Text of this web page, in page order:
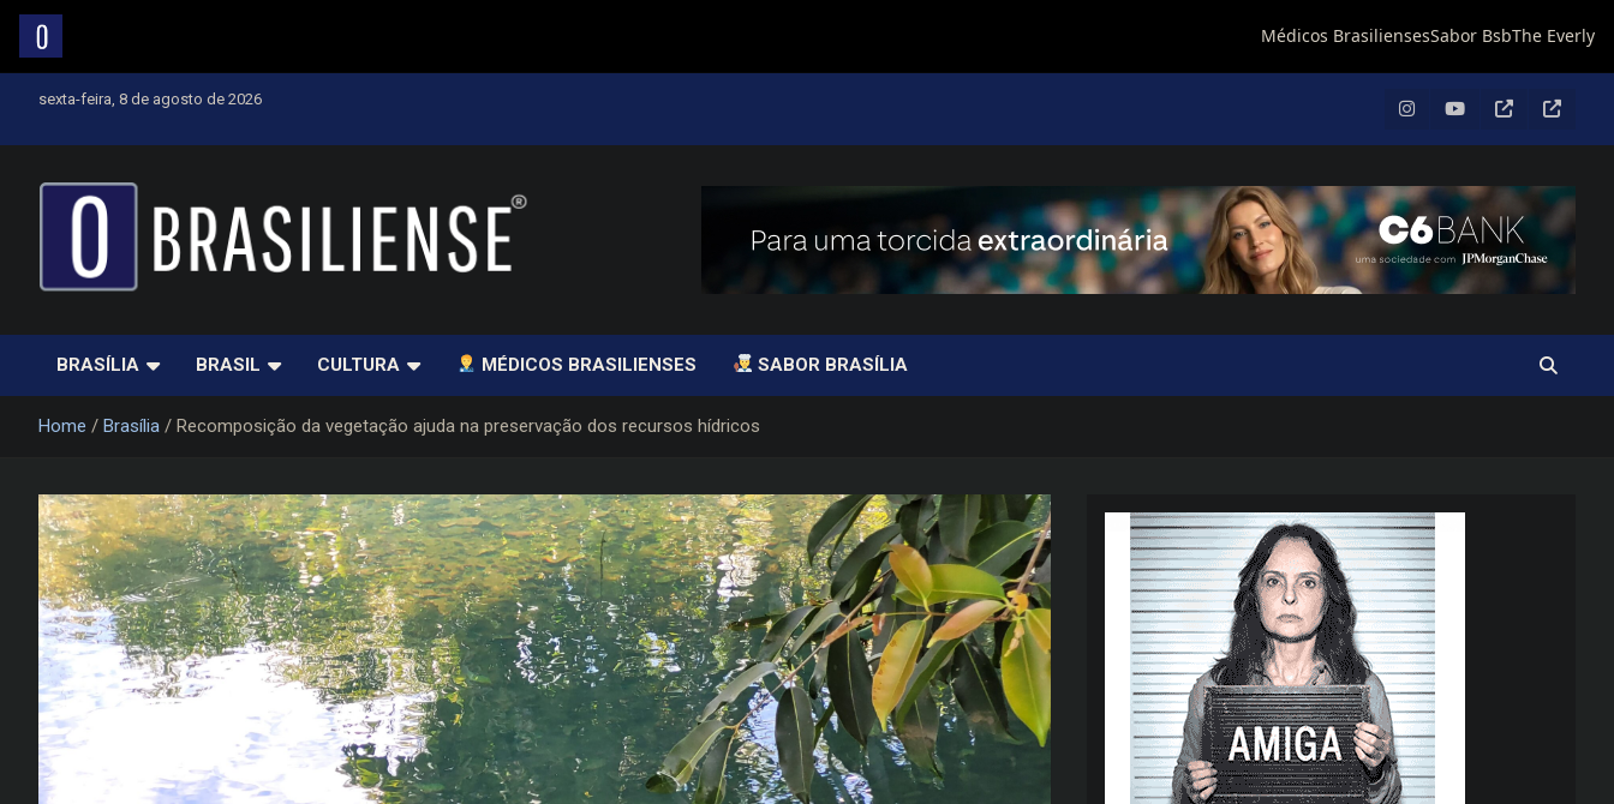
sexta-feira, 8 de agosto de 2026
BRASÍLIA BRASIL CULTURA MÉDICOS BRASILIENSES SABOR BRASÍLIA
Home Brasília Recomposição da vegetação ajuda na preservação dos recursos hídricos